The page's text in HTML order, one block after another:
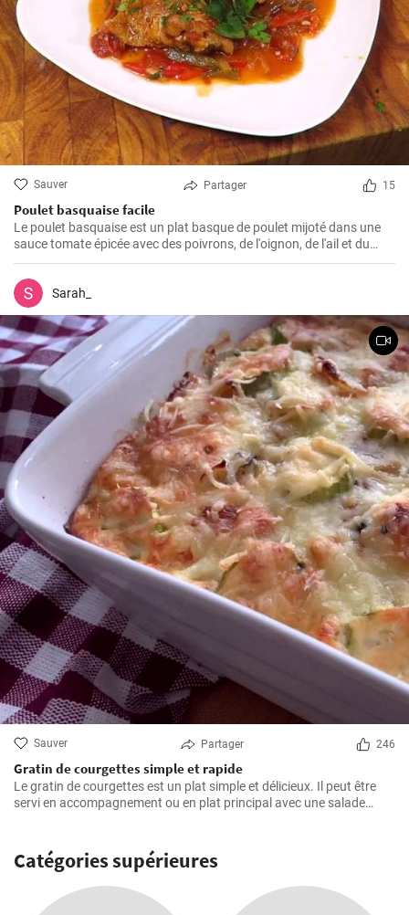
Sauver Partager 15
Poulet basquaise facile
Le poulet basquaise est un plat basque de poulet mijoté dans une
sauce tomate épicée avec des poivrons, de l'oignon, de l'ail et du
piment d'Espelette, et est généralement servi avec des pommes de
terre ou du riz.
Sarah_
Sauver Partager 246
Gratin de courgettes simple et rapide
Le gratin de courgettes est un plat simple et délicieux. Il peut être
servi en accompagnement ou en plat principal avec une salade
Catégories supérieures